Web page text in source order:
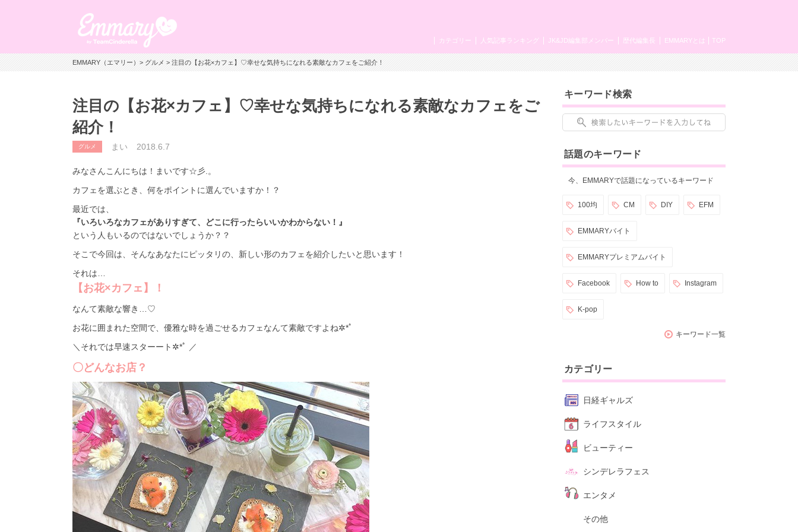
TOP
EMMARYとは
歴代編集長
JK&JD編集部メンバー
人気記事ランキング
カテゴリー
EMMARY（エマリー）>グルメ> 注目の【お花×カフェ】♡幸せな気持ちになれる素敵なカフェをご紹介！
注目の【お花×カフェ】♡幸せな気持ちになれる素敵なカフェをご
紹介！
グルメ まい 2018.6.7
みなさんこんにちは！まいです☆彡.。
カフェを選ぶとき、何をポイントに選んでいますか！？
最近では、
『いろいろなカフェがありすぎて、どこに行ったらいいかわからない！』
という人もいるのではないでしょうか？？
そこで今回は、そんなあなたにピッタリの、新しい形のカフェを紹介したいと思います！
それは…
【お花×カフェ】！
なんて素敵な響き…♡
お花に囲まれた空間で、優雅な時を過ごせるカフェなんて素敵ですよね✲*ﾟ
＼それでは早速スターート✲*ﾟ ／
〇どんなお店？
キーワード検索
話題のキーワード
今、EMMARYで話題になっているキーワード
100均 CM DIY EFM
EMMARYバイト
EMMARYプレミアムバイト
Facebook How to Instagram
K-pop
キーワード一覧
カテゴリー
日経ギャルズ
ライフスタイル
ビューティー
シンデレラフェス
エンタメ
その他